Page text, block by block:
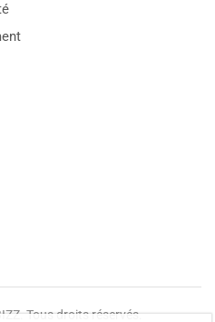
Tous droits réservés.